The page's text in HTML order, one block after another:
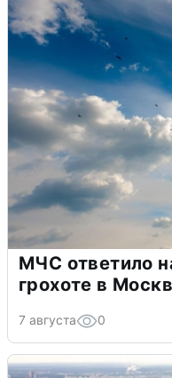
МЧС ответило
грохоте в
7 августа 0